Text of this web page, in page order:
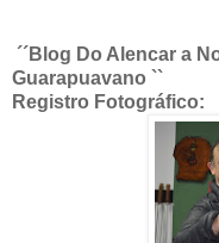
´´Blog Do Alencar a
Guarapuavano ``
Registro Fotográfico: